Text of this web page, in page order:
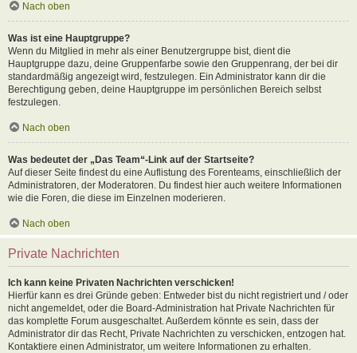
Nach oben
Was ist eine Hauptgruppe?
Wenn du Mitglied in mehr als einer Benutzergruppe bist, dient die
Hauptgruppe dazu, deine Gruppenfarbe sowie den Gruppenrang, der bei dir
standardmäßig angezeigt wird, festzulegen. Ein Administrator kann dir die
Berechtigung geben, deine Hauptgruppe im persönlichen Bereich selbst
festzulegen.
Nach oben
Was bedeutet der „Das Team“-Link auf der Startseite?
Auf dieser Seite findest du eine Auflistung des Forenteams, einschließlich der
Administratoren, der Moderatoren. Du findest hier auch weitere Informationen
wie die Foren, die diese im Einzelnen moderieren.
Nach oben
Private Nachrichten
Ich kann keine Privaten Nachrichten verschicken!
Hierfür kann es drei Gründe geben: Entweder bist du nicht registriert und / oder
nicht angemeldet, oder die Board-Administration hat Private Nachrichten für
das komplette Forum ausgeschaltet. Außerdem könnte es sein, dass der
Administrator dir das Recht, Private Nachrichten zu verschicken, entzogen hat.
Kontaktiere einen Administrator, um weitere Informationen zu erhalten.